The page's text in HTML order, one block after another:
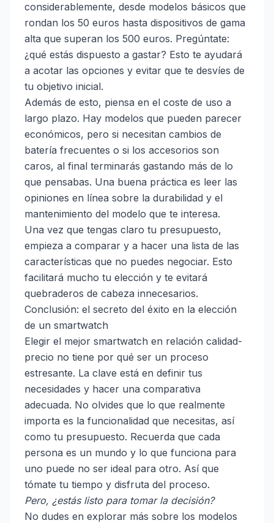
considerablemente, desde modelos básicos que
rondan los 50 euros hasta dispositivos de gama
alta que superan los 500 euros. Pregúntate:
¿qué estás dispuesto a gastar? Esto te ayudará
a acotar las opciones y evitar que te desvíes de
tu objetivo inicial.
Además de esto, piensa en el coste de uso a
largo plazo. Hay modelos que pueden parecer
económicos, pero si necesitan cambios de
batería frecuentes o si los accesorios son
caros, al final terminarás gastando más de lo
que pensabas. Una buena práctica es leer las
opiniones en línea sobre la durabilidad y el
mantenimiento del modelo que te interesa.
Una vez que tengas claro tu presupuesto,
empieza a comparar y a hacer una lista de las
características que no puedes negociar. Esto
facilitará mucho tu elección y te evitará
quebraderos de cabeza innecesarios.
Conclusión: el secreto del éxito en la elección
de un smartwatch
Elegir el mejor smartwatch en relación calidad-
precio no tiene por qué ser un proceso
estresante. La clave está en definir tus
necesidades y hacer una comparativa
adecuada. No olvides que lo que realmente
importa es la funcionalidad que necesitas, así
como tu presupuesto. Recuerda que cada
persona es un mundo y lo que funciona para
uno puede no ser ideal para otro. Así que
tómate tu tiempo y disfruta del proceso.
Pero, ¿estás listo para tomar la decisión?
No dudes en explorar más sobre los modelos